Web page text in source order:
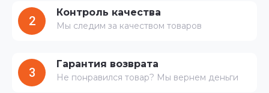
2
Контроль качества
Мы следим за качеством товаров
3
Гарантия возврата
Не понравился товар? Мы вернем деньги